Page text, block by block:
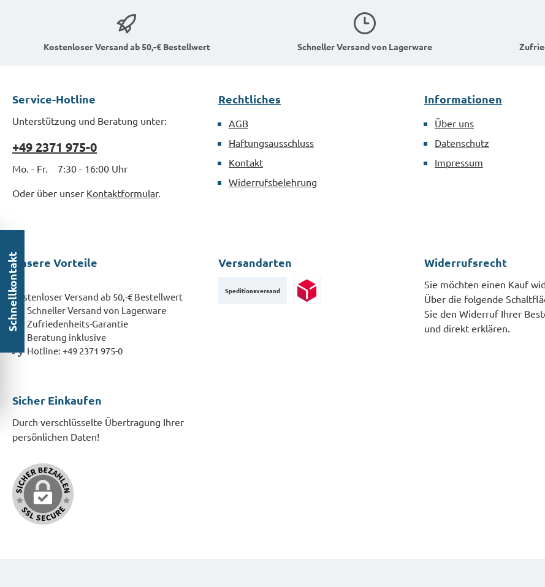
Kostenloser Versand ab 50,-€ Bestellwert Schneller Versand von Lagerware
Service-Hotline
Unterstützung und Beratung unter:
+49 2371 975-0
Mo. - Fr. 7:30 - 16:00 Uhr
Oder über unser Kontaktformular.
Rechtliches
AGB
Haftungsausschluss
Kontakt
Widerrufsbelehrung
Informationen
Über uns
Datenschutz
Impressum
Unsere Vorteile
Kostenloser Versand ab 50,-€ Bestellwert
Schneller Versand von Lagerware
Zufriedenheits-Garantie
Beratung inklusive
Hotline: +49 2371 975-0
Versandarten
Speditionsversand
Widerrufsrecht
Sie möchten einen Kauf
Über die folgende
Sie den Widerruf Ihrer
und direkt erklären.
Sicher Einkaufen
Durch verschlüsselte Übertragung Ihrer
persönlichen Daten!
Schnellkontakt